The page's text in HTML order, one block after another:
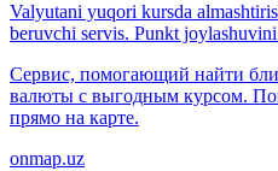
Valyutani yuqori kursda
beruvchi servis. Punkt joylashuvini
Сервис, помогающий найти
валюты с выгодным курсом.
прямо на карте.
onmap.uz